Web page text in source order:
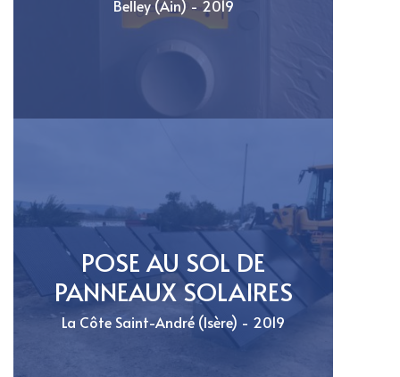
Belley (Ain) - 2019
POSE AU SOL DE
PANNEAUX SOLAIRES
La Côte Saint-André (Isère) - 2019